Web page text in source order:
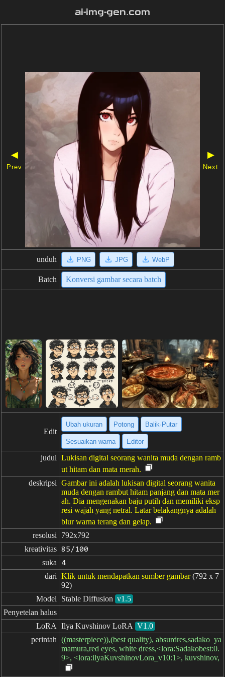
ai-img-gen.com
◀
Prev
▶
Next
unduh PNG JPG WebP
Batch Konversi gambar secara batch
Edit
Ubah ukuran Potong Balik·Putar
Sesuaikan warna Editor
judul Lukisan digital seorang wanita muda dengan ramb
ut hitam dan mata merah.
deskripsi Gambar ini adalah lukisan digital seorang wanita
muda dengan rambut hitam panjang dan mata mer
ah. Dia mengenakan baju putih dan memiliki eksp
resi wajah yang netral. Latar belakangnya adalah
blur warna terang dan gelap.
resolusi
792x792
kreativitas 85/100
suka 4
dari Klik untuk mendapatkan sumber gambar (792 x 7
92)
Model
Stable Diffusion v1.5
Penyetelan halus
LoRA
Ilya Kuvshinov LoRA V1.0
perintah ((masterpiece)),(best quality), absurdres,sadako_ya
mamura,red eyes, white dress,<lora:Sadakobest:0.
9>, <lora:ilyaKuvshinovLora_v10:1>, kuvshinov,